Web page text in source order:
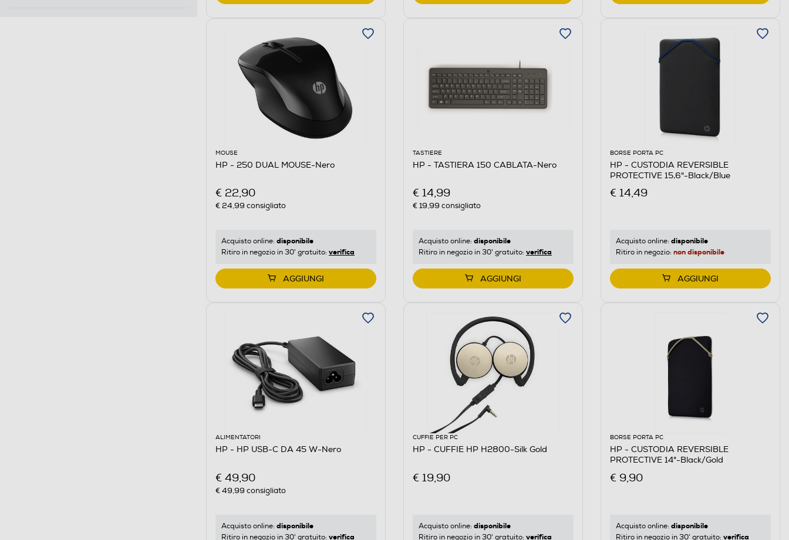
MOUSE
HP - 250 DUAL MOUSE-Nero
€ 22,90
€ 24,99 consigliato
Acquisto online: disponibile
Ritiro in negozio in 30' gratuito: verifica
AGGIUNGI
TASTIERE
HP - TASTIERA 150 CABLATA-Nero
€ 14,99
€ 19,99 consigliato
Acquisto online: disponibile
Ritiro in negozio in 30' gratuito: verifica
AGGIUNGI
BORSE PORTA PC
HP - CUSTODIA REVERSIBLE
PROTECTIVE 15,6"-Black/Blue
€ 14,49
Acquisto online: disponibile
Ritiro in negozio: non disponibile
AGGIUNGI
ALIMENTATORI
HP - HP USB-C DA 45 W-Nero
€ 49,90
€ 49,99 consigliato
Acquisto online: disponibile
Ritiro in negozio in 30' gratuito: verifica
CUFFIE PER PC
HP - CUFFIE HP H2800-Silk Gold
€ 19,90
Acquisto online: disponibile
Ritiro in negozio in 30' gratuito: verifica
BORSE PORTA PC
HP - CUSTODIA REVERSIBLE
PROTECTIVE 14"-Black/Gold
€ 9,90
Acquisto online: disponibile
Ritiro in negozio in 30' gratuito: verifica